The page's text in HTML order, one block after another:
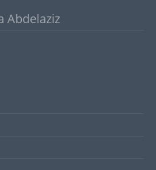
Abdelaziz